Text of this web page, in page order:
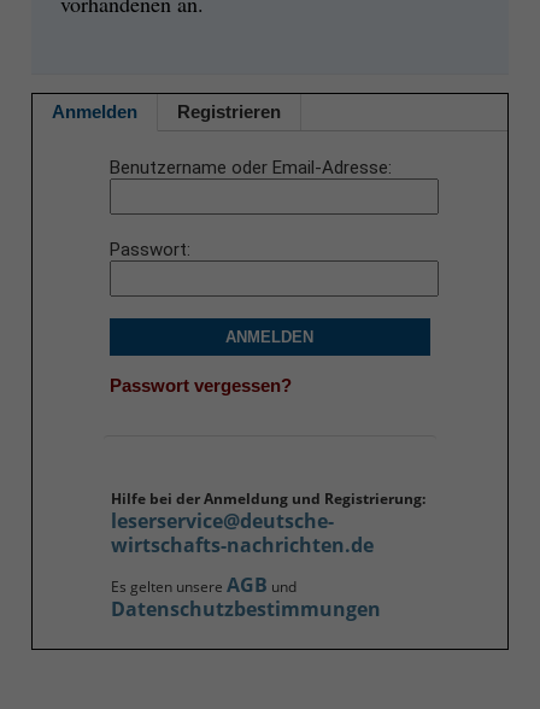
Anmelden Registrieren
Benutzername oder Email-Adresse
Passwort
ANMELDEN
Passwort vergessen?
Hilfe bei der Anmeldung und Registrierung:
leserservice@deutsche-
wirtschafts-nachrichten.de
Es gelten unsere AGB und
Datenschutzbestimmungen